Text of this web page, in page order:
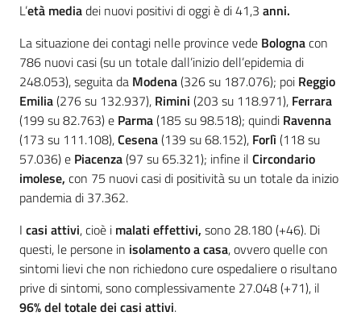
L’età mediadei nuovi positivi di oggi è di 41,3 anni.
La situazione dei contagi nelle province vede Bolognacon
786 nuovi casi (su un totale dall’inizio dell’epidemia di
248.053), seguita da Modena(326 su 187.076); poi Reggio
Emilia(276 su 132.937), Rimini (203 su 118.971), Ferrara
(199 su 82.763) e Parma(185 su 98.518); quindi Ravenna
(173 su 111.108),Cesena(139 su 68.152), Forlì(118 su
57.036) e Piacenza(97 su 65.321); infine il Circondario
imolese, con 75 nuovi casi di positività su un totale da inizio
pandemia di 37.362.
I casi attivi, cioè i malati effettivi, sono 28.180 (+46). Di
questi, le persone in isolamento a casa, ovvero quelle con
sintomi lievi che non richiedono cure ospedaliere o risultano
prive di sintomi, sono complessivamente 27.048 (+71), il
96% del totale dei casi attivi.